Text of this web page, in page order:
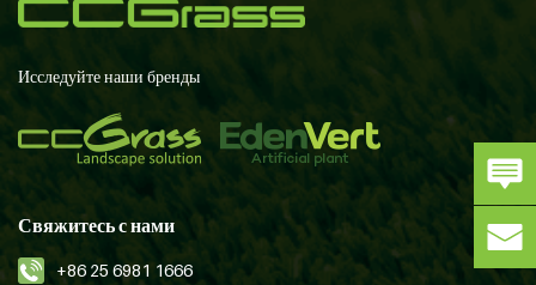
Исследуйте наши бренды
Свяжитесь с нами
+86 25 6981 1666